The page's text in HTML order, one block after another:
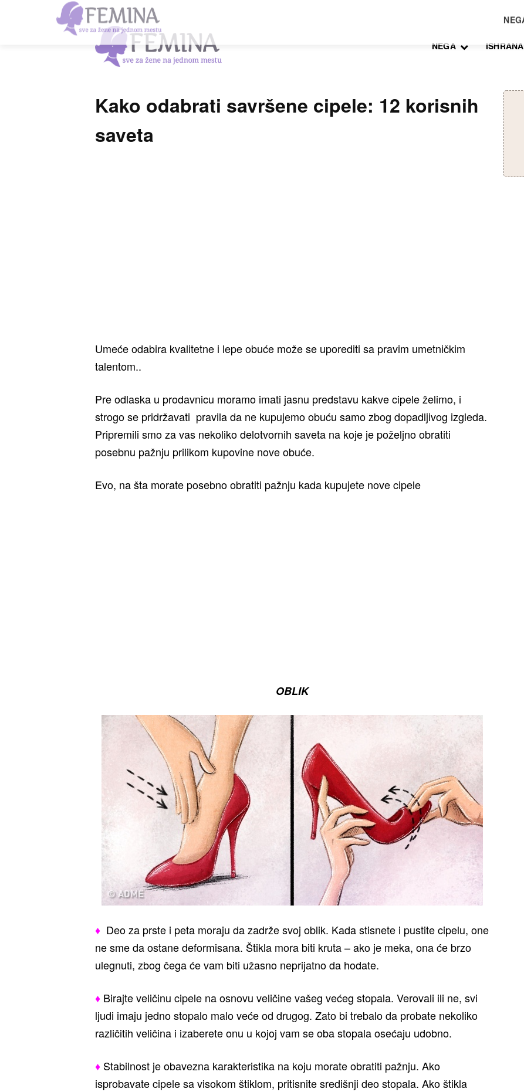
NEGA ISHRANA
Kako odabrati savršene cipele: 12 korisnih
saveta
Umeće odabira kvalitetne i lepe obuće može se uporediti sa pravim umetničkim
talentom..
Pre odlaska u prodavnicu moramo imati jasnu predstavu kakve cipele želimo, i
strogo se pridržavati pravila da ne kupujemo obuću samo zbog dopadljivog izgleda.
Pripremili smo za vas nekoliko delotvornih saveta na koje je poželjno obratiti
posebnu pažnju prilikom kupovine nove obuće.
Evo, na šta morate posebno obratiti pažnju kada kupujete nove cipele
OBLIK
♦ Deo za prste i peta moraju da zadrže svoj oblik. Kada stisnete i pustite cipelu, one
ne sme da ostane deformisana. Štikla mora biti kruta – ako je meka, ona će brzo
ulegnuti, zbog čega će vam biti užasno neprijatno da hodate.
♦ Birajte veličinu cipele na osnovu veličine vašeg većeg stopala. Verovali ili ne, svi
ljudi imaju jedno stopalo malo veće od drugog. Zato bi trebalo da probate nekoliko
različitih veličina i izaberete onu u kojoj vam se oba stopala osećaju udobno.
♦ Stabilnost je obavezna karakteristika na koju morate obratiti pažnju. Ako
isprobavate cipele sa visokom štiklom, pritisnite središnji deo stopala. Ako štikla